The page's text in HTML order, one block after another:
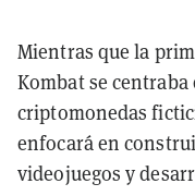
Mientras que la
Kombat se
criptomonedas
enfocará en
videojuegos y